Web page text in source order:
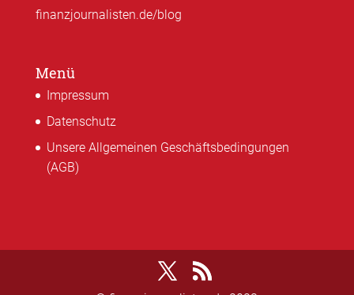
finanzjournalisten.de/blog
Menü
Impressum
Datenschutz
Unsere Allgemeinen Geschäftsbedingungen
(AGB)